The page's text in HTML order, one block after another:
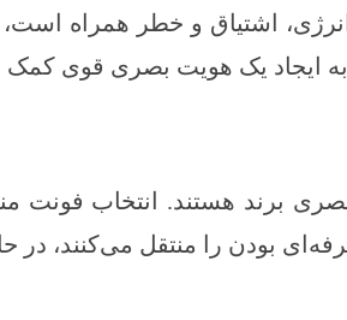
اشتیاق و خطر همراه
به ایجاد یک هویت بصری قوی
برند هستند. انتخاب فونت